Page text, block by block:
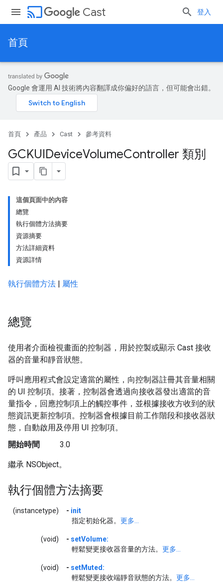
cast Cast 登入
首頁
Google 會運用 AI 技術將內容翻譯成你偏好的語言，但可能會出錯。
首頁 產品 Cast 參考資料
GCKUIDeviceVolumeController 類別
這個頁面中的內容
總覽
執行個體方法摘要
資源摘要
方法詳細資料
資源詳情
執行個體方法 | 屬性
總覽
使用者介面檢視畫面的控制器，用於控製或顯示 Cast 接收
器的音量和靜音狀態。
呼叫應用程式會設定適當的屬性，向控制器註冊其音量相關
的 UI 控制項。接著，控制器會透過向接收器發出適當的音
量指令，回應控制項上的觸控事件，並根據接收方收到的狀
態資訊更新控制項。控制器會根據目前工作階段和接收器狀
態，自動啟用及停用 UI 控制項。
開始時間
3.0
繼承 NSObject。
執行個體方法摘要
(instancetype) - init
指定初始化器。 更多...
(void) - setVolume:
輕鬆變更接收器音量的方法。 更多...
(void) - setMuted:
輕鬆變更接收端靜音狀態的方法。 更多...